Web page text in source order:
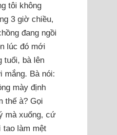
tôi không
3 giờ chiều,
đang ngồi
lúc đó mới
tuổi, bà lên
mắng. Bà nói:
mày định
thế à? Gọi
mà xuống, cứ
tao làm mệt